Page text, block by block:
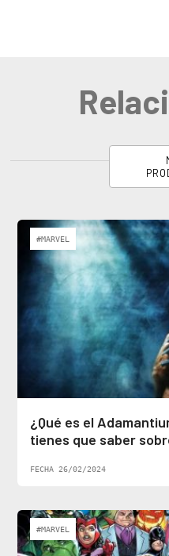
#MARVEL
¿Qué es el
tienes que saber
FECHA 26/02/2024
#MARVEL